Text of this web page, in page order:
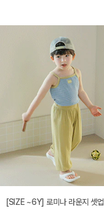
[SIZE ~6Y] 로미나 라운지 셋업